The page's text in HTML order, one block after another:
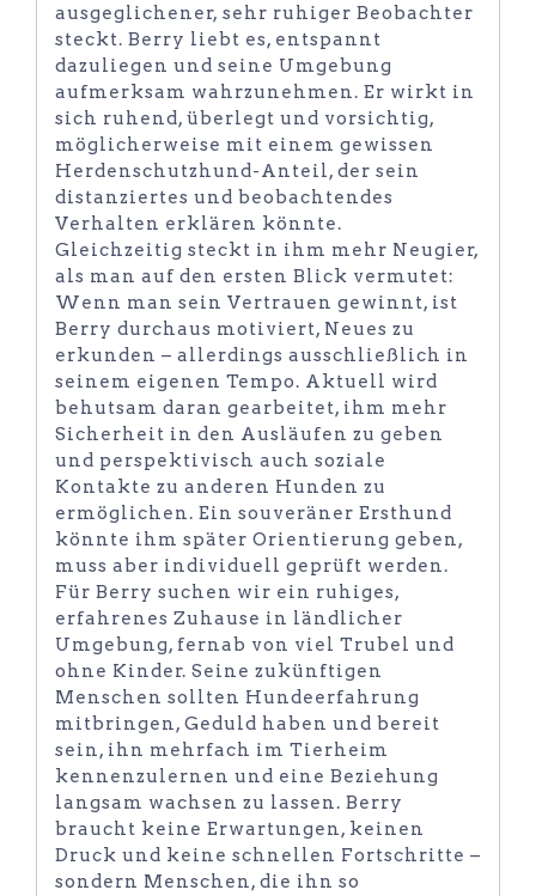
ausgeglichener, sehr ruhiger Beobachter
steckt. Berry liebt es, entspannt
dazuliegen und seine Umgebung
aufmerksam wahrzunehmen. Er wirkt in
sich ruhend, überlegt und vorsichtig,
möglicherweise mit einem gewissen
Herdenschutzhund-Anteil, der sein
distanziertes und beobachtendes
Verhalten erklären könnte.
Gleichzeitig steckt in ihm mehr Neugier,
als man auf den ersten Blick vermutet:
Wenn man sein Vertrauen gewinnt, ist
Berry durchaus motiviert, Neues zu
erkunden – allerdings ausschließlich in
seinem eigenen Tempo. Aktuell wird
behutsam daran gearbeitet, ihm mehr
Sicherheit in den Ausläufen zu geben
und perspektivisch auch soziale
Kontakte zu anderen Hunden zu
ermöglichen. Ein souveräner Ersthund
könnte ihm später Orientierung geben,
muss aber individuell geprüft werden.
Für Berry suchen wir ein ruhiges,
erfahrenes Zuhause in ländlicher
Umgebung, fernab von viel Trubel und
ohne Kinder. Seine zukünftigen
Menschen sollten Hundeerfahrung
mitbringen, Geduld haben und bereit
sein, ihn mehrfach im Tierheim
kennenzulernen und eine Beziehung
langsam wachsen zu lassen. Berry
braucht keine Erwartungen, keinen
Druck und keine schnellen Fortschritte –
sondern Menschen, die ihn so